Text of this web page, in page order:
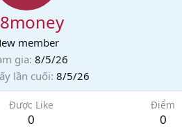
member
gia 8/5/26
lần cuối 8/5/26
Được Like
0
Điểm
0